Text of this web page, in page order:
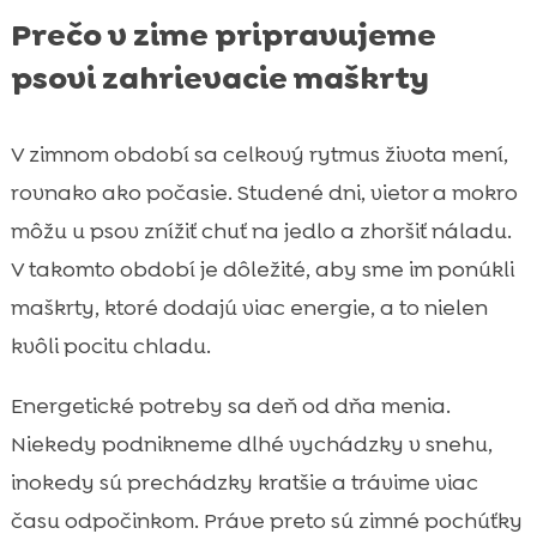
Prečo v zime pripravujeme
psovi zahrievacie maškrty
V zimnom období sa celkový rytmus života mení,
rovnako ako počasie. Studené dni, vietor a mokro
môžu u psov znížiť chuť na jedlo a zhoršiť náladu.
V takomto období je dôležité, aby sme im ponúkli
maškrty, ktoré dodajú viac energie, a to nielen
kvôli pocitu chladu.
Energetické potreby sa deň od dňa menia.
Niekedy podnikneme dlhé vychádzky v snehu,
inokedy sú prechádzky kratšie a trávime viac
času odpočinkom. Práve preto sú zimné pochúťky